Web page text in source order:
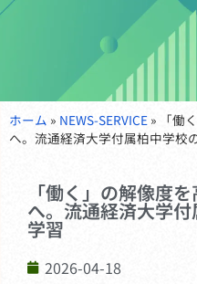
ホーム » NEWS-SERVICE » 「働
へ。流通経済大学付属柏中学校
「働く」の解像度
へ。流通経済大学
学習
2026-04-18